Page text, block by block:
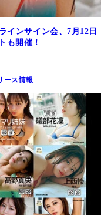
インサイン会、7月12日
も開催！
ース情報